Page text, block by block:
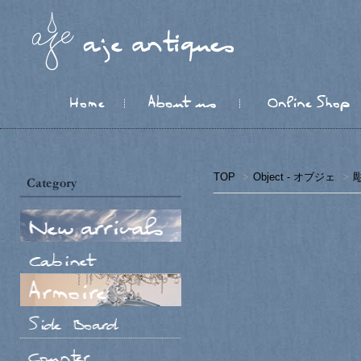
TOP > Object - オブジェ >